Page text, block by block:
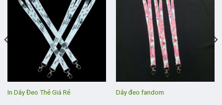
In Dây Đeo Thẻ Giá Rẻ Dây đeo fandom